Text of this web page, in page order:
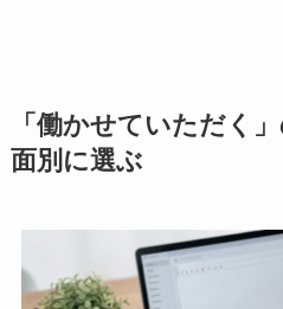
「働かせていただく
面別に選ぶ